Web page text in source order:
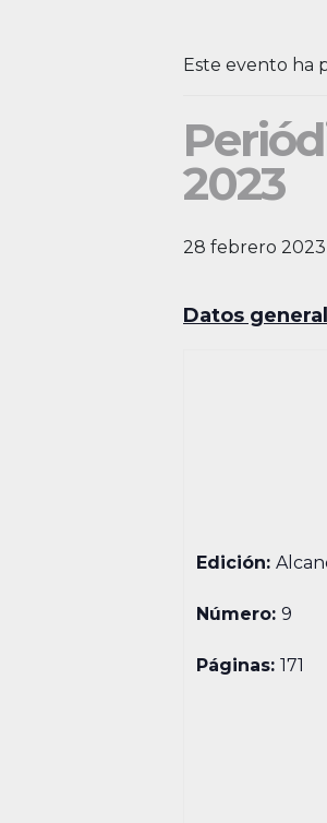
Este evento ha
2023
28 febrero 2023
Datos
Edición:
Número:9
Páginas:171